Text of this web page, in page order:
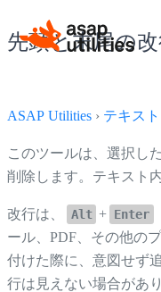
先頭と末尾の
ASAP Utilities › テキスト
このツールは、選択し
削除します。テキスト
改行は、 Alt + Enter
ール、PDF、その他の
付けた際に、意図せず
行は見えない場合があ